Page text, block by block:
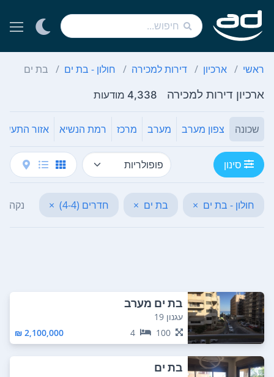
ראשי ארכיון דירות למכירה חולון - בת ים בת ים
ארכיון דירות למכירה 4,338 מודעות
שכונה צפון מערב מערב מרכז רמת הנשיא אזור
סינון
חולון - בת ים × בת ים × חדרים (4-4) × נקה
בת ים מערב
עגנון 19
100
4
2,100,000 ₪
בת ים